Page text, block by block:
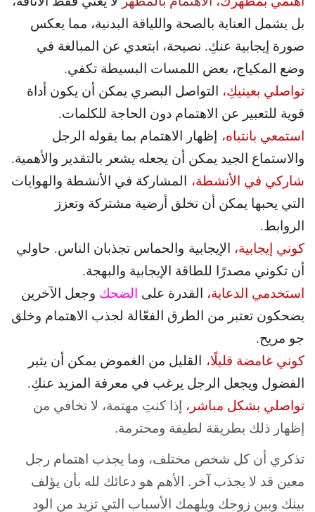
بل يشمل العناية بالصحة واللياقة البدنية، مما يعكس
صورة إيجابية عنكِ. نصيحة، ابتعدي عن المبالغة في
وضع المكياج، بعض اللمسات البسيطة تكفي.
تواصلي بعينيكِ، التواصل البصري يمكن أن يكون أداة
قوية للتعبير عن الاهتمام دون الحاجة للكلمات.
استمعي بانتباه، إظهار الاهتمام بما يقوله الرجل
والاستماع الجيد يمكن أن يجعله يشعر بالتقدير والأهمية.
شاركي في الأنشطة، المشاركة في الأنشطة والهوايات
التي يحبها يمكن أن تخلق أرضية مشتركة وتعزز
الروابط.
كوني إيجابية، الإيجابية والحماس تجذبان الناس. حاولي
أن تكوني مصدرًا للطاقة الإيجابية والبهجة.
استخدمي الدعابة، القدرة على الضحك وجعل الآخرين
يضحكون تعتبر من الطرق الفعّالة لجذب الاهتمام وخلق
جو مريح.
كوني غامضة قليلًا، القليل من الغموض يمكن أن يثير
الفضول ويجعل الرجل يرغب في معرفة المزيد عنكِ.
تواصلي بشكل مباشر، إذا كنتِ مهتمة، لا تخافي من
إظهار ذلك بطريقة لطيفة ومحترمة.
تذكري أن كل شخص مختلف، وما يجذب اهتمام رجل
معين قد لا يجذب آخر. الأهم هو دعائك لله بأن يؤلف
بينك وبين زوجك ويلهمك الأسباب التي تزيد من الود